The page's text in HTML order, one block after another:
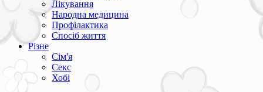
Лікування
Народна медицина
Профілактика
Спосіб життя
Різне
Сім'я
Секс
Хобі